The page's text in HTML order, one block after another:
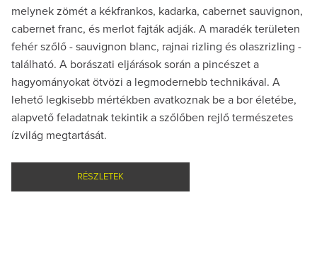
melynek zömét a kékfrankos, kadarka, cabernet sauvignon,
cabernet franc, és merlot fajták adják. A maradék területen
fehér szőlő - sauvignon blanc, rajnai rizling és olaszrizling -
található. A borászati eljárások során a pincészet a
hagyományokat ötvözi a legmodernebb technikával. A
lehető legkisebb mértékben avatkoznak be a bor életébe,
alapvető feladatnak tekintik a szőlőben rejlő természetes
ízvilág megtartását.
RÉSZLETEK